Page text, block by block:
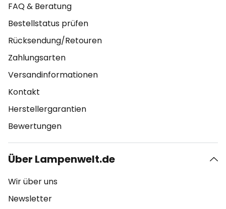
FAQ & Beratung
Bestellstatus prüfen
Rücksendung/Retouren
Zahlungsarten
Versandinformationen
Kontakt
Herstellergarantien
Bewertungen
Über Lampenwelt.de
Wir über uns
Newsletter